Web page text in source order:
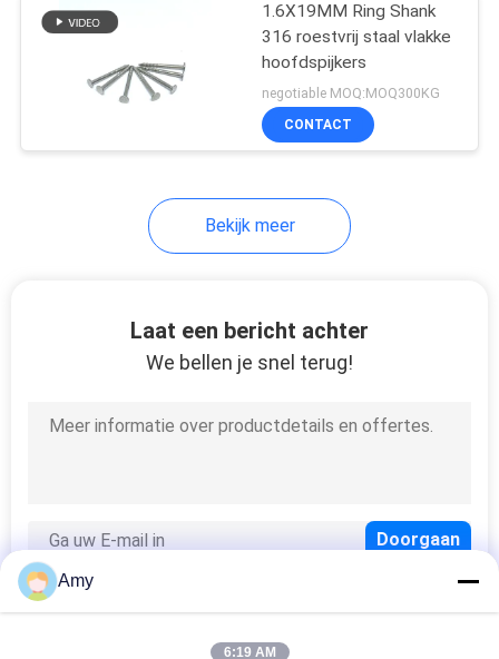
1.6X19MM Ring Shank
316 roestvrij staal vlakke
hoofdspijkers
negotiable MOQ:MOQ300KG
CONTACT
Bekijk meer
Laat een bericht achter
We bellen je snel terug!
Amy
6:19 AM